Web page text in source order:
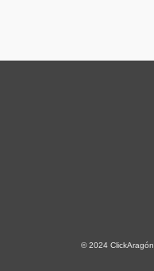
© 2024 ClickAragón